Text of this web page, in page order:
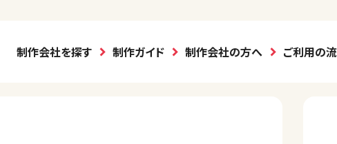
制作会社を探す 制作ガイド 制作会社の方へ ご利用の